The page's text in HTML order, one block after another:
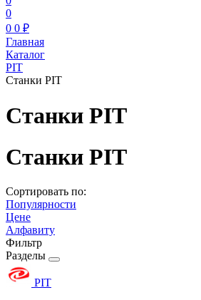
0
0 0 ₽
Главная
Каталог
PIT
Станки PIT
Станки PIT
Станки PIT
Сортировать по:
Популярности
Цене
Алфавиту
Фильтр
Разделы
PIT